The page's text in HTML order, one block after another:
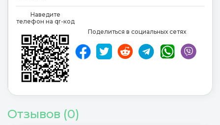
Наведите
телефон на qr-код
Поделиться в социальных сетях
Отзывов (0)